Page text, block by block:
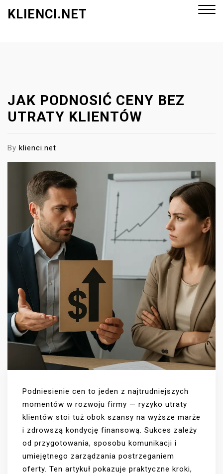
KLIENCI.NET
JAK PODNOSIĆ CENY BEZ
UTRATY KLIENTÓW
By klienci.net
Podniesienie cen to jeden z najtrudniejszych
momentów w rozwoju firmy — ryzyko utraty
klientów stoi tuż obok szansy na wyższe marże
i zdrowszą kondycję finansową. Sukces zależy
od przygotowania, sposobu komunikacji i
umiejętnego zarządzania postrzeganiem
oferty. Ten artykuł pokazuje praktyczne kroki,